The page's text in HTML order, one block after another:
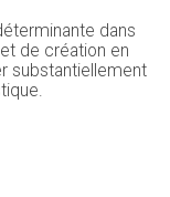
dans
de création en
substantiellement